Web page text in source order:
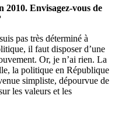
2010. Envisagez-vous de
pas très déterminé à
il faut disposer d’une
Or, je n’ai rien. La
la politique en République
simpliste, dépourvue de
les valeurs et les